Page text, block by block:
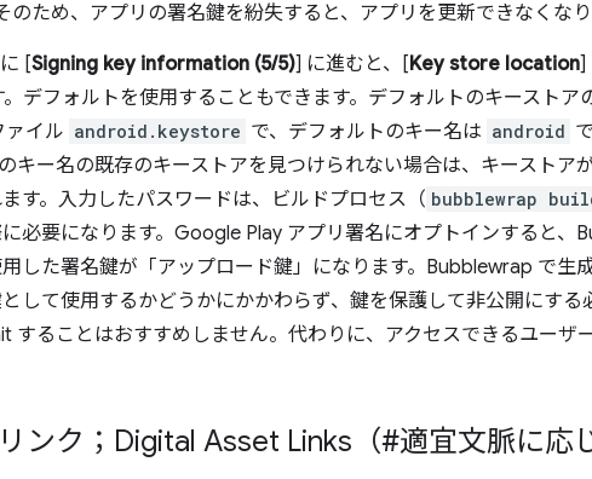
のため、アプリの署名鍵を紛失すると、アプリを更新できなくなり
[Signing key information (5/5)] に進むと、[Key store location]
デフォルトを使用することもできます。デフォルトのキーストア
ァイル android.keystore で、デフォルトのキー名は android
キー名の既存のキーストアを見つけられない場合は、キーストアが
す。入力したパスワードは、ビルドプロセス（ bubblewrap
必要になります。Google Play アプリ署名にオプトインすると、
した署名鍵が「アップロード鍵」になります。Bubblewrap で生
して使用するかどうかにかかわらず、鍵を保護して非公開にする
することはおすすめしません。代わりに、アクセスできるユーザ
ンク；Digital Asset Links（#適宜文脈に応